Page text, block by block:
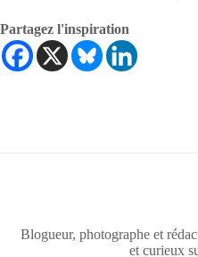
Partagez l'inspiration
Blogueur, photographe et
et curieux